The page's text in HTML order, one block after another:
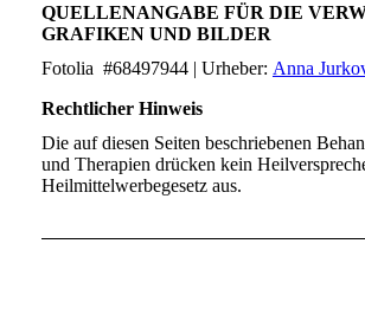
QUELLENANGABE FÜR DIE
GRAFIKEN UND BILDER
Fotolia #68497944 | Urheber: Anna
Rechtlicher Hinweis
Die auf diesen Seiten beschriebenen
und Therapien drücken kein
Heilmittelwerbegesetz aus.